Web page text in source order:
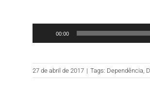
00:00
27 de abril de 2017 | Tags: Dependência,